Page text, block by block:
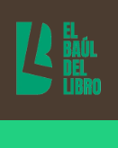
contenido